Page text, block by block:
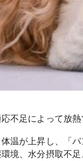
不足によって放
温が上昇し、「
境、水分摂取不